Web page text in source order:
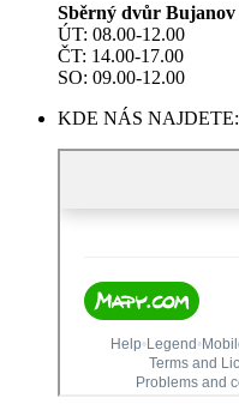
Sběrný dvůr Bujanov
ÚT: 08.00-12.00
ČT: 14.00-17.00
SO: 09.00-12.00
KDE NÁS NAJDETE: